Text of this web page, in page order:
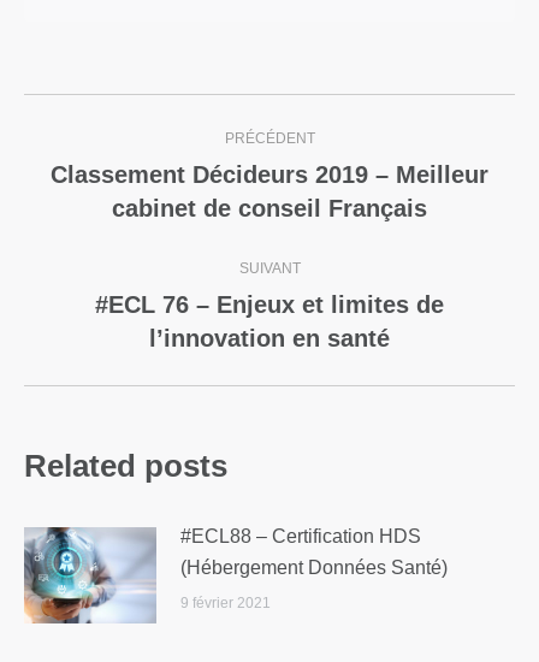
PRÉCÉDENT
Classement Décideurs 2019 – Meilleur
cabinet de conseil Français
SUIVANT
#ECL 76 – Enjeux et limites de
l’innovation en santé
Related posts
#ECL88 – Certification HDS
(Hébergement Données Santé)
9 février 2021